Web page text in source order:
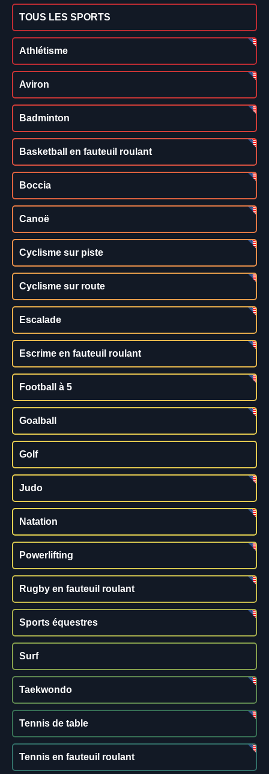
TOUS LES SPORTS
Athlétisme
Aviron
Badminton
Basketball en fauteuil roulant
Boccia
Canoë
Cyclisme sur piste
Cyclisme sur route
Escalade
Escrime en fauteuil roulant
Football à 5
Goalball
Golf
Judo
Natation
Powerlifting
Rugby en fauteuil roulant
Sports équestres
Surf
Taekwondo
Tennis de table
Tennis en fauteuil roulant